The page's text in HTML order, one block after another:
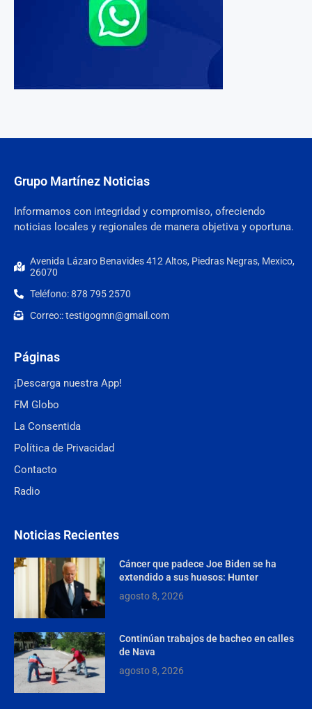
Grupo Martínez Noticias
Informamos con integridad y compromiso, ofreciendo
noticias locales y regionales de manera objetiva y oportuna.
Avenida Lázaro Benavides 412 Altos, Piedras Negras, Mexico,
26070
Teléfono: 878 795 2570
Correo:: testigogmn@gmail.com
Páginas
¡Descarga nuestra App!
FM Globo
La Consentida
Política de Privacidad
Contacto
Radio
Noticias Recientes
Cáncer que padece Joe Biden se ha
extendido a sus huesos: Hunter
agosto 8, 2026
Continúan trabajos de bacheo en calles
de Nava
agosto 8, 2026